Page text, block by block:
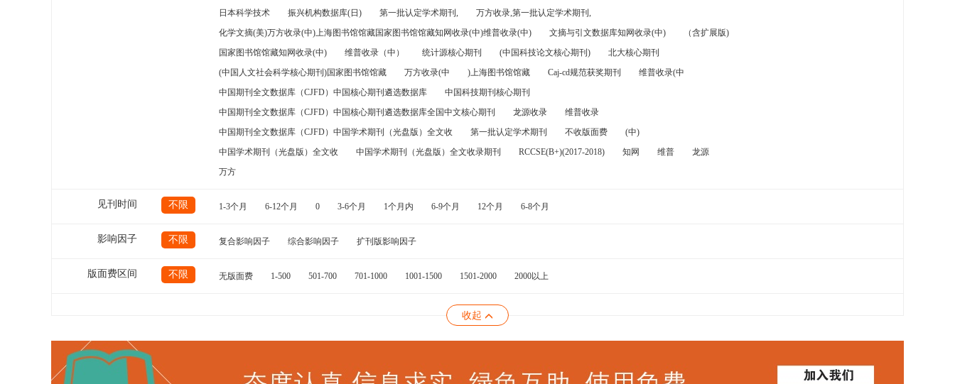
日本科学技术
振兴机构数据库(日) 第一批认定学术期刊,
万方收录,第一批认定学术期刊,
化学文摘(美)万方收录(中)上海图书馆馆藏国家图书馆馆藏知网收录(中)维普收录(中)
文摘与引文数据库知网收录(中)
（含扩展版)
国家图书馆馆藏知网收录(中)
维普收录（中） 统计源核心期刊 (中国科技论文核心期刊)
北大核心期刊
(中国人文社会科学核心期刊)国家图书馆馆藏
万方收录(中 )上海图书馆馆藏 Caj-cd规范获奖期刊
维普收录(中
中国期刊全文数据库（CJFD）中国核心期刊遴选数据库
中国科技期刊核心期刊
中国期刊全文数据库（CJFD）中国核心期刊遴选数据库全国中文核心期刊
龙源收录
维普收录
中国期刊全文数据库（CJFD）中国学术期刊（光盘版）全文收
第一批认定学术期刊 不收版面费
(中)
中国学术期刊（光盘版）全文收
中国学术期刊（光盘版）全文收录期刊 RCCSE(B+)(2017-2018) 知网 维普
龙源
万方
见刊时间 不限 1-3个月 6-12个月 0 3-6个月 1个月内 6-9个月 12个月 6-8个月
影响因子 不限 复合影响因子 综合影响因子 扩刊版影响因子
版面费区间 不限 无版面费 1-500 501-700 701-1000 1001-1500 1501-2000 2000以上
收起